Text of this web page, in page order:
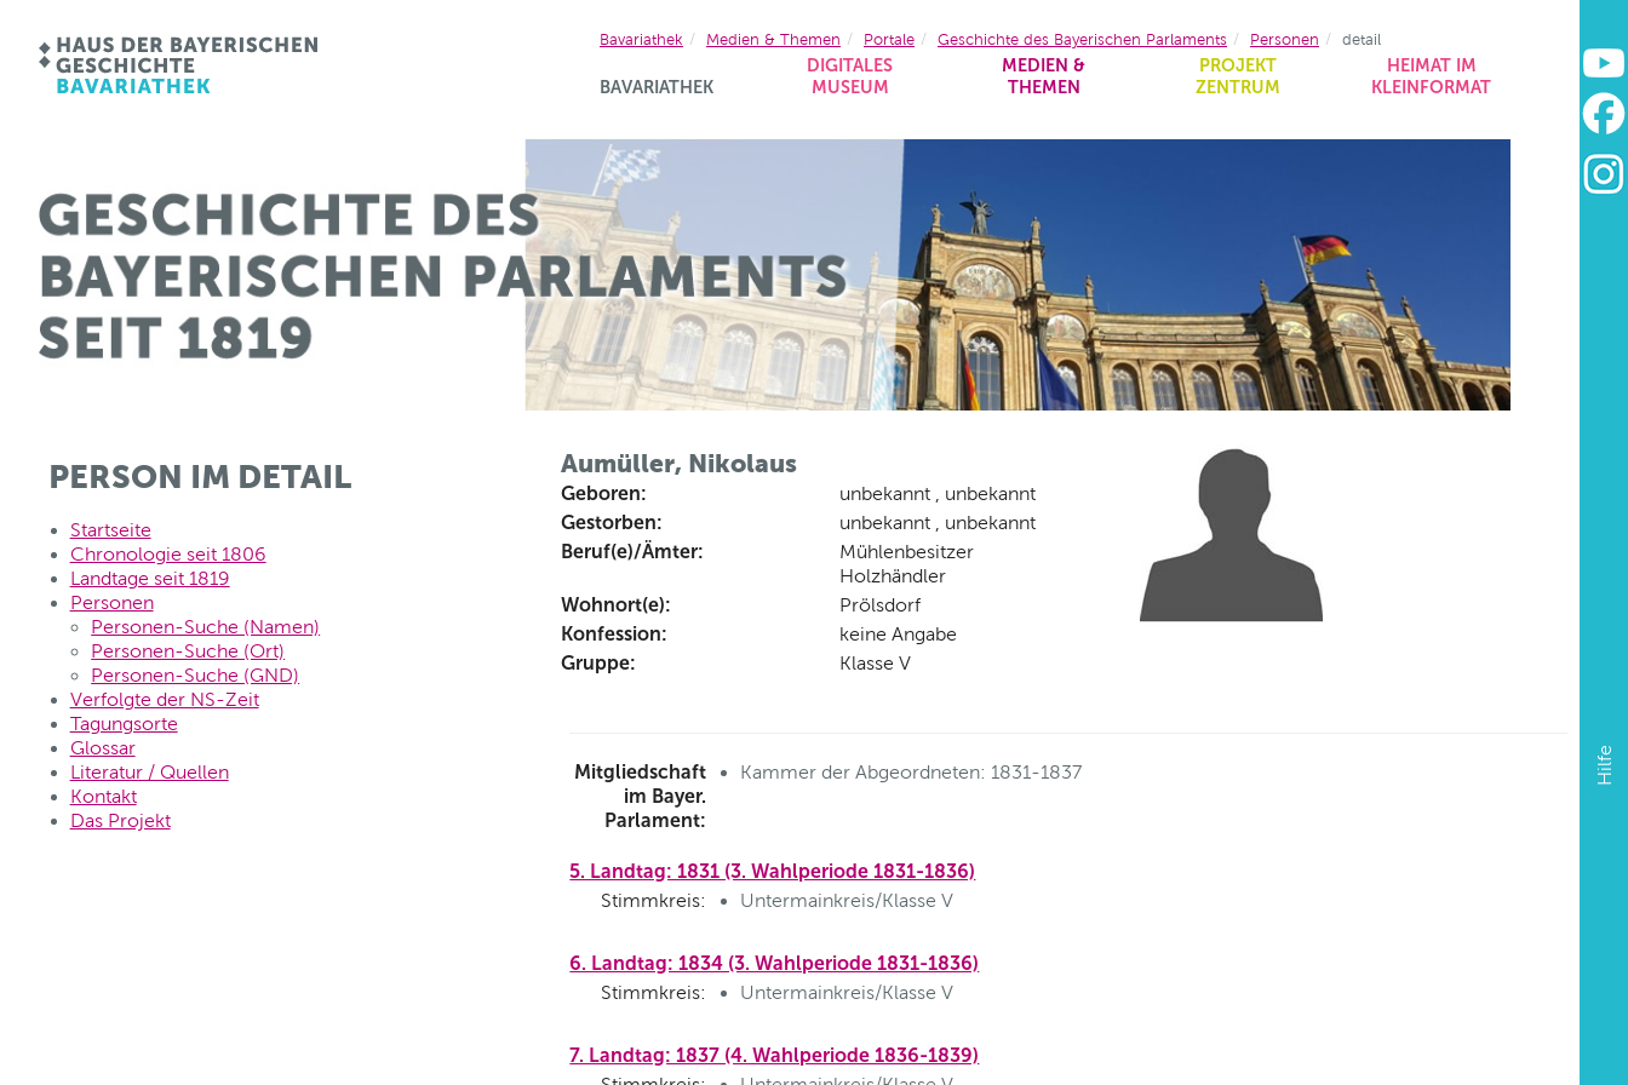
BAVARIATHEK
DIGITALES
MUSEUM
MEDIEN &
THEMEN
PROJEKT
ZENTRUM
HEIMAT IM
KLEINFORMAT
Hilfe
Bavariathek Medien & Themen Portale Geschichte des Bayerischen Parlaments Personen detail
PERSON IM DETAIL
Startseite
Chronologie seit 1806
Landtage seit 1819
Personen
Personen-Suche (Namen)
Personen-Suche (Ort)
Personen-Suche (GND)
Verfolgte der NS-Zeit
Tagungsorte
Glossar
Literatur / Quellen
Kontakt
Das Projekt
Aumüller, Nikolaus
Geboren: unbekannt , unbekannt
Gestorben: unbekannt , unbekannt
Beruf(e)/Ämter:
Mühlenbesitzer
Holzhändler
Wohnort(e): Prölsdorf
Konfession: keine Angabe
Gruppe: Klasse V
Mitgliedschaft
im Bayer.
Parlament:
Kammer der Abgeordneten: 1831-1837
5. Landtag: 1831 (3. Wahlperiode 1831-1836)
Stimmkreis: Untermainkreis/Klasse V
6. Landtag: 1834 (3. Wahlperiode 1831-1836)
Stimmkreis: Untermainkreis/Klasse V
7. Landtag: 1837 (4. Wahlperiode 1836-1839)